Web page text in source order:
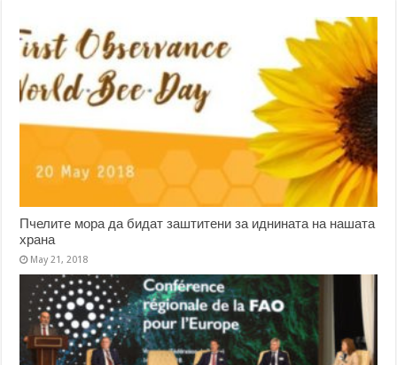
Пчелите мора да бидат заштитени за иднината на нашата
храна
May 21, 2018